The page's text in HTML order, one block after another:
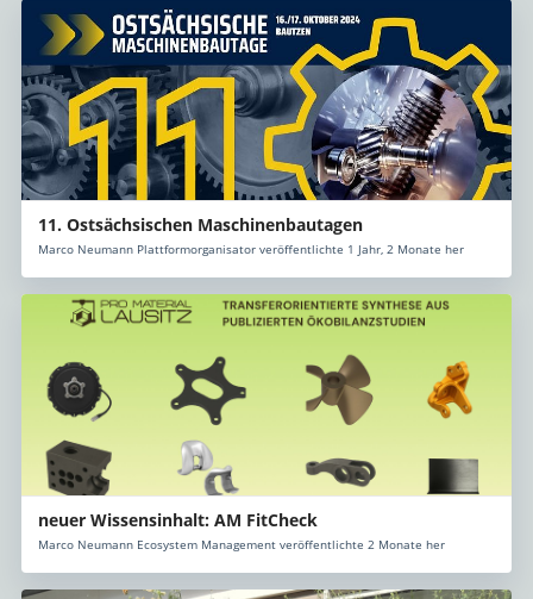
11. Ostsächsischen Maschinenbautagen
Marco Neumann Plattformorganisator veröffentlichte 1 Jahr, 2 Monate her
neuer Wissensinhalt: AM FitCheck
Marco Neumann Ecosystem Management veröffentlichte 2 Monate her